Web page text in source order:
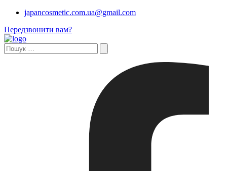
japancosmetic.com.ua@gmail.com
Передзвонити вам?